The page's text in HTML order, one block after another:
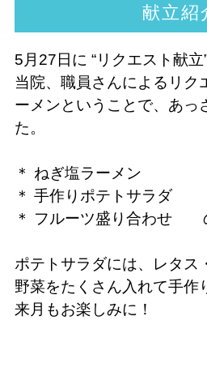
献立紹
5月27日に “リクエスト献立
当院、職員さんによるリク
ーメンということで、あっ
た。
＊ ねぎ塩ラーメン
＊ 手作りポテトサラダ
＊ フルーツ盛り合わせ
ポテトサラダには、レタス
野菜をたくさん入れて手
来月もお楽しみに！